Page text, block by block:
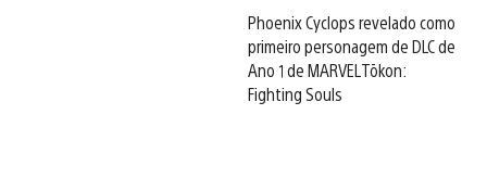
Phoenix Cyclops revelado como
primeiro personagem de DLC de
Ano 1 de MARVEL Tōkon:
Fighting Souls